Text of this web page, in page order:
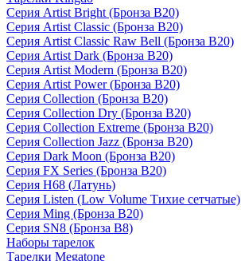
Серия Artist Bright (Бронза B20)
Серия Artist Classic (Бронза B20)
Серия Artist Classic Raw Bell (Бронза B20)
Серия Artist Dark (Бронза B20)
Серия Artist Modern (Бронза B20)
Серия Artist Power (Бронза B20)
Серия Collection (Бронза B20)
Серия Collection Dry (Бронза B20)
Серия Collection Extreme (Бронза B20)
Серия Collection Jazz (Бронза B20)
Серия Dark Moon (Бронза B20)
Серия FX Series (Бронза B20)
Серия H68 (Латунь)
Серия Listen (Low Volume Тихие сетчатые)
Серия Ming (Бронза B20)
Серия SN8 (Бронза B8)
Наборы тарелок
Тарелки Megatone